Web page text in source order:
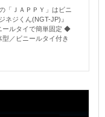
「ＪＡＰＰＹ」はビニ
ネジくん(NGT-JP)』
ールタイで簡単固定 ◆
／ビニールタイ付き